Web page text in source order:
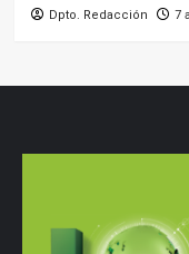
Dpto. Redacción 7